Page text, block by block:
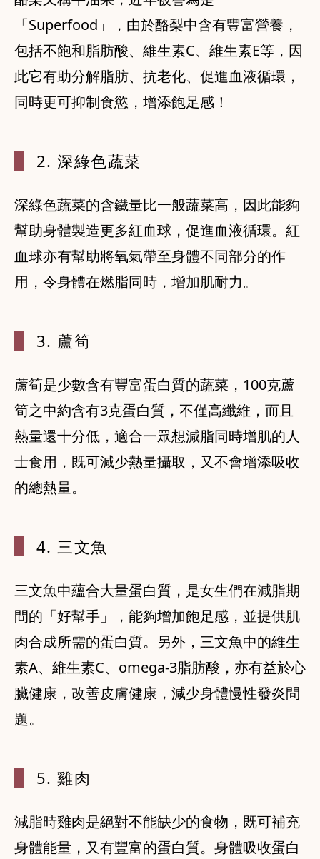
「Superfood」，由於酪梨中含有豐富營養，
包括不飽和脂肪酸、維生素C、維生素E等，因
此它有助分解脂肪、抗老化、促進血液循環，
2. 深綠色蔬菜
深綠色蔬菜的含鐵量比一般蔬菜高，因此能夠
幫助身體製造更多紅血球，促進血液循環。紅
血球亦有幫助將氧氣帶至身體不同部分的作
3. 蘆筍
蘆筍是少數含有豐富蛋白質的蔬菜，100克蘆
筍之中約含有3克蛋白質，不僅高纖維，而且
熱量還十分低，適合一眾想減脂同時增肌的人
士食用，既可減少熱量攝取，又不會增添吸收
4. 三文魚
三文魚中蘊合大量蛋白質，是女生們在減脂期
間的「好幫手」，能夠增加飽足感，並提供肌
肉合成所需的蛋白質。另外，三文魚中的維生
素A、維生素C、omega-3脂肪酸，亦有益於心
臟健康，改善皮膚健康，減少身體慢性發炎問
5. 雞肉
減脂時雞肉是絕對不能缺少的食物，既可補充
身體能量，又有豐富的蛋白質。身體吸收蛋白